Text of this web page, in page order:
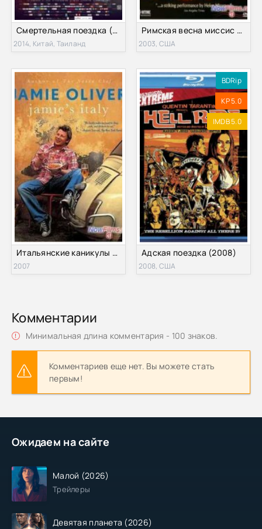
Ожидаем на сайте
Малой (2026)
Трейлеры
Девятая планета (2026)
Смертельная поездка (2014)
2014, Китай, Таиланд
Римская весна миссис Стоун (2003)
2003, США
Итальянские каникулы с Джейми Оливером (2007)
2007
BDRip
KP 5.0
IMDB 5.0
Адская поездка (2008)
2008, США
Комментарии
Минимальная длина комментария - 100 знаков.
Комментариев еще нет. Вы можете стать
первым!